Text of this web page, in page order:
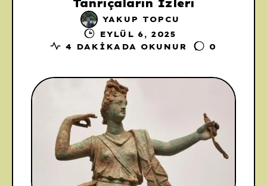
Tanrıçaların İzleri
YAKUP TOPCU
EYLÜL 6, 2025
4 DAKIKADA OKUNUR
0